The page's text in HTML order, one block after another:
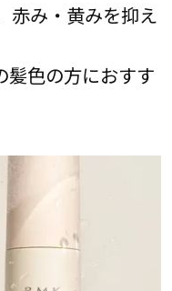
赤み・黄みを抑え
髪色の方におすす